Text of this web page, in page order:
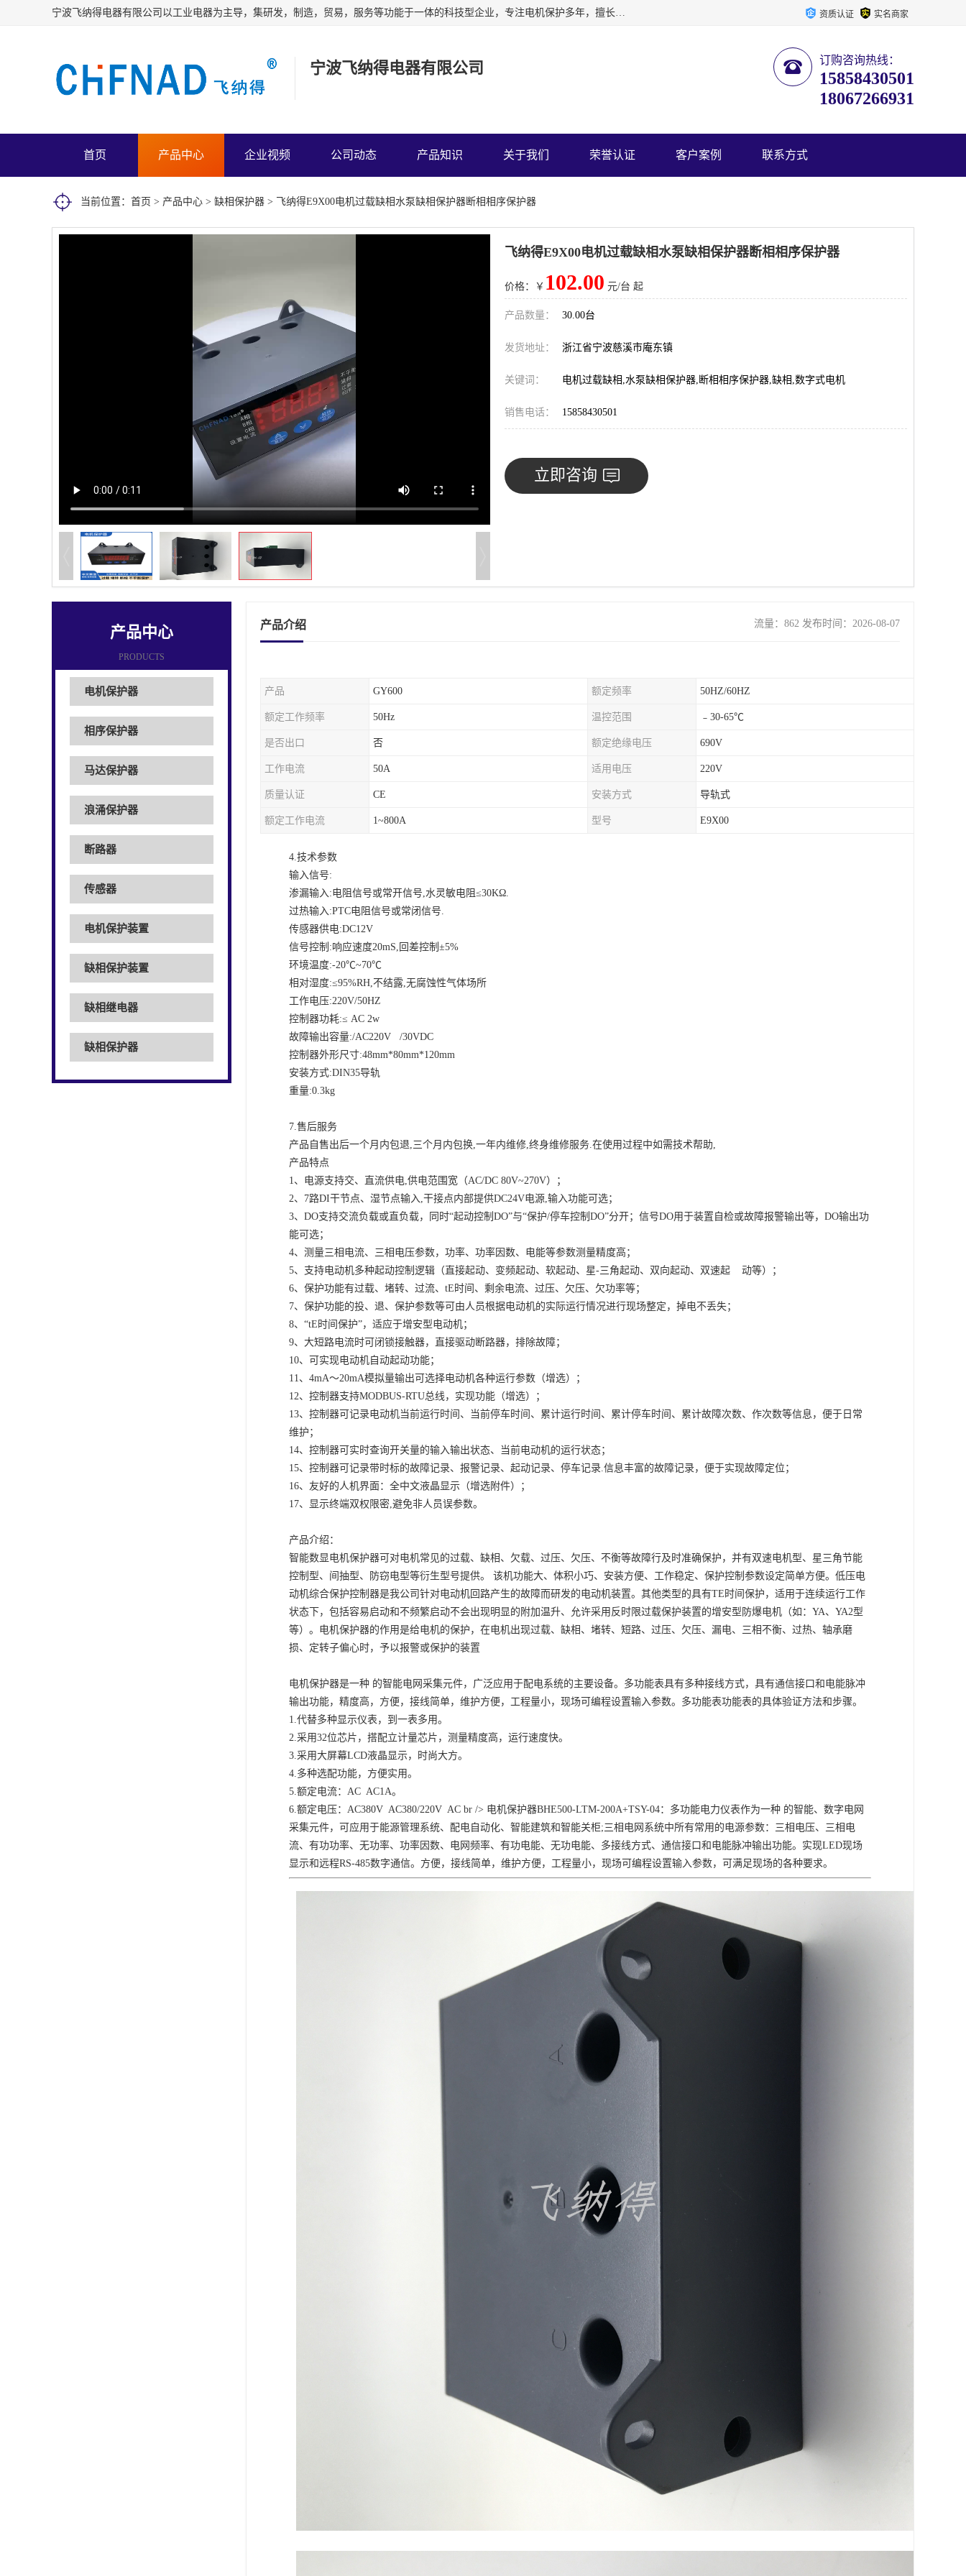
宁波飞纳得电器有限公司以工业电器为主导，集研发，制造，贸易，服务等功能于一体的科技型企业，专注电机保护多年，擅长单片机技术在工业控制、电力电子、汽车电子等领域的应用。主要产品有电机保护器，缺相保护器，相序保护器，电压电流表，浪涌保护器，温控器等我们的使命是通过系统的解决方案为客户创造高的价值，我们也热诚欢迎国内外客户来公司考察交流。 资质认证 实名商家
宁波飞纳得电器有限公司 订购咨询热线：
15858430501
18067266931
首页 产品中心 企业视频 公司动态 产品知识 关于我们 荣誉认证 客户案例 联系方式
当前位置： 首页 > 产品中心 > 缺相保护器 > 飞纳得E9X00电机过载缺相水泵缺相保护器断相相序保护器
飞纳得E9X00电机过载缺相水泵缺相保护器断相相序保护器
价格：￥ 102.00 元/台 起
产品数量： 30.00台
发货地址： 浙江省宁波慈溪市庵东镇
关键词： 电机过载缺相,水泵缺相保护器,断相相序保护器,缺相,数字式电机
销售电话： 15858430501
立即咨询
产品中心
PRODUCTS
电机保护器
相序保护器
马达保护器
浪涌保护器
断路器
传感器
电机保护装置
缺相保护装置
缺相继电器
缺相保护器
产品介绍 流量：862 发布时间：2026-08-07
产品 GY600 额定频率 50HZ/60HZ
额定工作频率 50Hz 温控范围 ﹣30-65℃
是否出口 否 额定绝缘电压 690V
工作电流 50A 适用电压 220V
质量认证 CE 安装方式 导轨式
额定工作电流 1~800A 型号 E9X00
4.技术参数
输入信号:
渗漏输入:电阻信号或常开信号,水灵敏电阻≤30KΩ.
过热输入:PTC电阻信号或常闭信号.
传感器供电:DC12V
信号控制 :响应速度20mS, 回差控制 ±5%
环境温度:-20℃~70℃
相对湿度:≤95%RH,不结露,无腐蚀性气体场所
工作电压:220V/50HZ
控制器功耗:≤ AC 2w
故障输出容量:/AC220V /30VDC
控制器外形尺寸:48mm*80mm*120mm
安装方式:DIN35导轨
重量:0.3kg
7.售后服务
产品自售出后一个月内包退,三个月内包换,一年内维修,终身维修服务.在使用过程中如需技术帮助,
产品特点
1、电源支持交、直流供电,供电范围宽（AC/DC 80V~270V）；
2、 7路DI干节点、湿节点输入,干接点内部提供DC24V电源,输入功能可选；
3、 DO支持交流负载或直负载，同时“起动控制 DO”与“保护/停车控制 DO”分开；信号DO用于装置自检或故障报警输出等， DO输出功
能可选；
4、测量三相电流、三相电压参数，功率、功率因数、电能等参数测量精度高；
5、支持电动机多种起动控制逻辑（直接起动、变频起动、软起动、星-三角起动、双向起动、双速起
动等）；
6、保护功能有过载、堵转、过流、 tE 时间、剩余电流、过压、欠压、欠功率等；
7、保护功能的投、退、保护参数等可由人员根据电动机的实际运行情况进行现场整定，掉电不丢失；
8、 “tE 时间保护”，适应于增安型电动机；
9、大短路电流时可闭锁接触器，直接驱动断路器，排除故障；
10、可实现电动机自动起动功能；
11、 4mA～20mA模拟量输出可选择电动机各种运行参数（增选）；
12、控制器支持MODBUS-RTU总线，实现功能（增选）；
13、控制器可记录电动机当前运行时间、当前停车时间、累计运行时间、累计停车时间、累计故障次数、作次数等信息，便于日常
维护；
14、控制器可实时查询开关量的输入输出状态、当前电动机的运行状态；
15、控制器可记录带时标的故障记录、报警记录、起动记录、停车记录.信息丰富的故障记录，便于实现故障定位；
16、友好的人机界面：全中文液晶显示（增选附件）；
17、显示终端双权限密,避免非人员误参数。
产品介绍：
智能数显电机保护器可对电机常见的过载、缺相、欠载、过压、欠压、不衡等故障行及时准确保护，并有双速电机型、星三角节能
控制型、间抽型、防窃电型等衍生型号提供。
该机功能大、体积小巧、安装方便、工作稳定、保护控制参数设定简单方便。低压电
动机综合保护控制器是我公司针对电动机回路产生的故障而研发的电动机装置。其他类型的具有TE 时间保护，适用于连续运行工作
状态下，包括容易启动和不频繁启动不会出现明显的附加温升、允许采用反时限过载保护装置的增安型防爆电机（如： YA、 YA2型
等）。电机保护器的作用是给电机的保护，在电机出现过载、缺相、堵转、短路、过压、欠压、漏电、三相不衡、过热、轴承磨
损、定转子偏心时，予以报警或保护的装置
电机保护器是一种 的智能电网采集元件，广泛应用于配电系统的主要设备。多功能表具有多种接线方式，具有通信接口和电能脉冲
输出功能，精度高，方便，接线简单，维护方便，工程量小，现场可编程设置输入参数。多功能表功能表的具体验证方法和步骤。
1.代替多种显示仪表，到一表多用。
2.采用32位芯片，搭配立计量芯片，测量精度高，运行速度快。
3.采用大屏幕LCD液晶显示，时尚大方。
4.多种选配功能，方便实用。
5.额定电流： AC AC1A。
6.额定电压： AC380V AC380/220V AC br /> 电机保护器BHE500-LTM-200A+TSY-04：多功能电力仪表作为一种 的智能、数字电网
采集元件，可应用于能源管理系统、配电自动化、智能建筑和智能关柜;三相电网系统中所有常用的电源参数：三相电压、三相电
流、有功功率、无功率、功率因数、电网频率、有功电能、无功电能、多接线方式、通信接口和电能脉冲输出功能。实现LED现场
显示和远程RS-485数字通信。方便，接线简单，维护方便，工程量小，现场可编程设置输入参数，可满足现场的各种要求。